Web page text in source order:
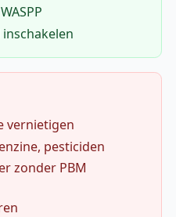
vernietigen
pesticiden
zonder PBM